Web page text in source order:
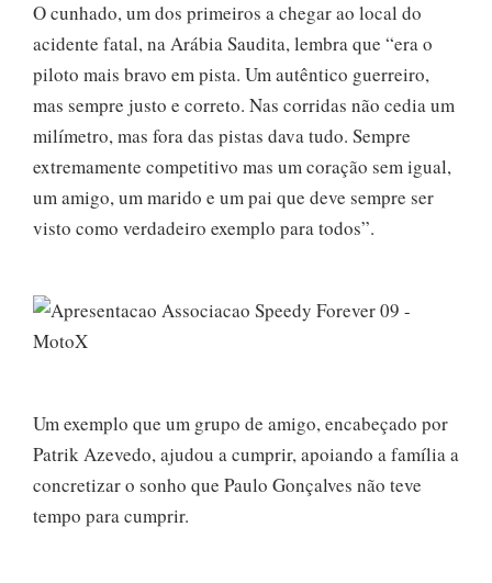
O cunhado, um dos primeiros a chegar ao local do
acidente fatal, na Arábia Saudita, lembra que “era o
piloto mais bravo em pista. Um autêntico guerreiro,
mas sempre justo e correto. Nas corridas não cedia um
milímetro, mas fora das pistas dava tudo. Sempre
extremamente competitivo mas um coração sem igual,
um amigo, um marido e um pai que deve sempre ser
visto como verdadeiro exemplo para todos”.
Um exemplo que um grupo de amigo, encabeçado por
Patrik Azevedo, ajudou a cumprir, apoiando a família a
concretizar o sonho que Paulo Gonçalves não teve
tempo para cumprir.